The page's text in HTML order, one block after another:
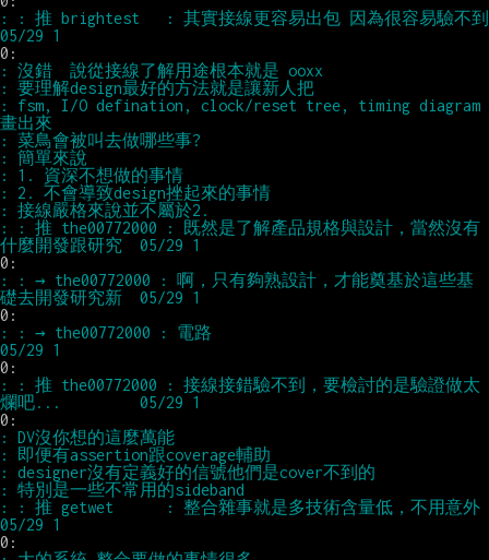
: : 推 brightest   : 其實接線更容易出包 因為很容易驗不到
: fsm, I/O defination, clock/reset tree, timing diagram
: : 推 the00772000 : 既然是了解產品規格與設計，當然沒有
: : → the00772000 : 啊，只有夠熟設計，才能奠基於這些基
: : → the00772000 : 電路
: : 推 the00772000 : 接線接錯驗不到，要檢討的是驗證做太
: : 推 getwet      : 整合雜事就是多技術含量低，不用意外